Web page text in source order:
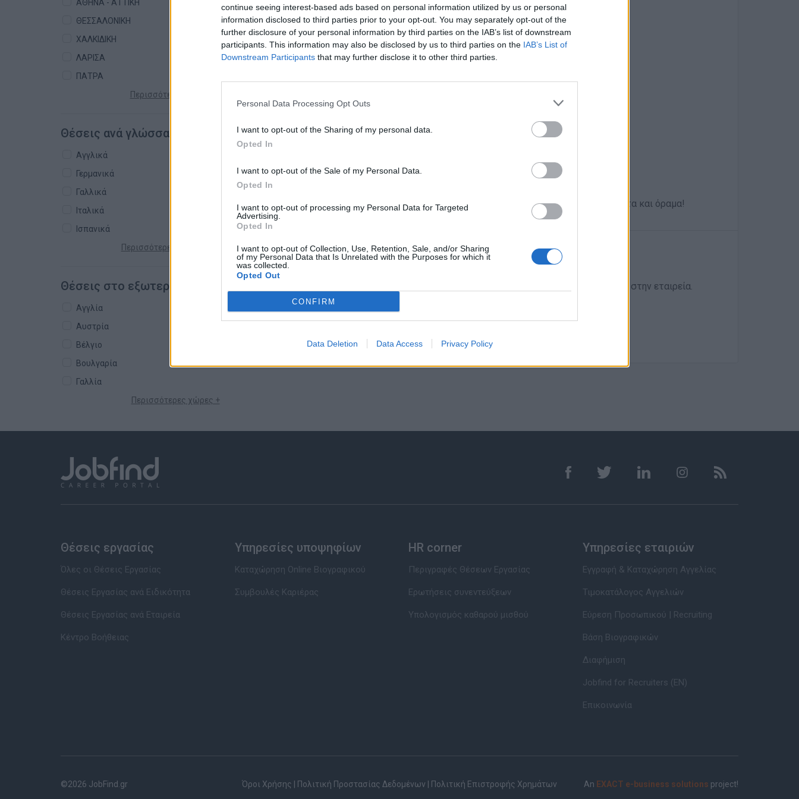
continue seeing interest-based ads based on personal information utilized by us or personal
information disclosed to third parties prior to your opt-out. You may separately opt-out of the
further disclosure of your personal information by third parties on the IAB’s list of downstream
participants. This information may also be disclosed by us to third parties on the IAB’s List of
Downstream Participants that may further disclose it to other third parties.
Personal Data Processing Opt Outs
I want to opt-out of the Sharing of my personal data.
Opted In
I want to opt-out of the Sale of my Personal Data.
Opted In
I want to opt-out of processing my Personal Data for Targeted
Advertising.
Opted In
I want to opt-out of Collection, Use, Retention, Sale, and/or Sharing
of my Personal Data that Is Unrelated with the Purposes for which it
was collected.
Opted Out
CONFIRM
Data Deletion Data Access Privacy Policy
ΑΘΗΝΑ - ΑΤΤΙΚΗ
ΘΕΣΣΑΛΟΝΙΚΗ
ΧΑΛΚΙΔΙΚΗ
ΛΑΡΙΣΑ
ΠΑΤΡΑ
Περισσότερες πόλεις +
Θέσεις ανά γλώσσα
Αγγλικά
Γερμανικά
Γαλλικά
Ιταλικά
Ισπανικά
Περισσότερες γλώσσες +
Θέσεις στο εξωτερικό
Αγγλία
Αυστρία
Βέλγιο
Βουλγαρία
Γαλλία
Περισσότερες χώρες +
Προϋπηρεσία στη λιανική (1+ έτος)
Καλή γνώση Η/Υ & αγγλικών
Ομαδικό πνεύμα & επικοινωνιακές δεξιότητες
Παροχές
Τι προσφέρει η NEF-NEF AE
Ανταγωνιστικές αποδοχές
Στείλε μας το βιογραφικό σου και γίνε μέλος μιας εταιρείας με ιστορία, ποιότητα και όραμα!
Αίτηση - Αποστολή Βιογραφικού
Σας ενδιαφέρει η θέση εργασίας; Εγγραφείτε για να στείλετε το βιογραφικό σας στην εταιρεία.
Εγγραφή Είσοδος
Θέσεις εργασίας
Όλες οι Θέσεις Εργασίας
Θέσεις Εργασίας ανά Ειδικότητα
Θέσεις Εργασίας ανά Εταιρεία
Κέντρο Βοήθειας
Υπηρεσίες υποψηφίων
Καταχώρηση Online Βιογραφικού
Συμβουλές Καριέρας
HR corner
Περιγραφές Θέσεων Εργασίας
Ερωτήσεις συνεντεύξεων
Υπολογισμός καθαρού μισθού
Υπηρεσίες εταιριών
Εγγραφή & Καταχώρηση Αγγελίας
Τιμοκατάλογος Αγγελιών
Εύρεση Προσωπικού | Recruiting
Βάση Βιογραφικών
Διαφήμιση
Jobfind for Recruiters (EN)
Επικοινωνία
©2026 JobFind.gr Όροι Χρήσης Πολιτική Προστασίας Δεδομένων Πολιτική Επιστροφής Χρημάτων An EXACT e-business solutions project!